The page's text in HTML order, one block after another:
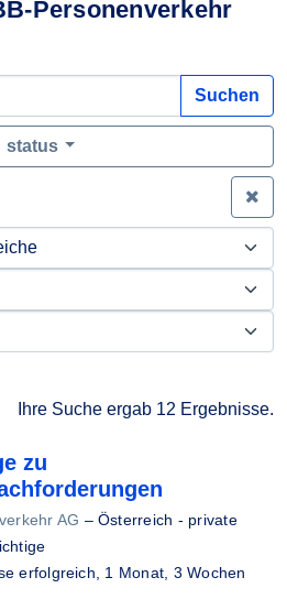
Personenverkehr
Suchen
status
Ihre Suche ergab 12 Ergebnisse.
zu
AG –Österreich - private
erfolgreich, 1 Monat, 3 Wochen